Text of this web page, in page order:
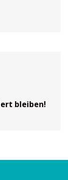
bleiben!